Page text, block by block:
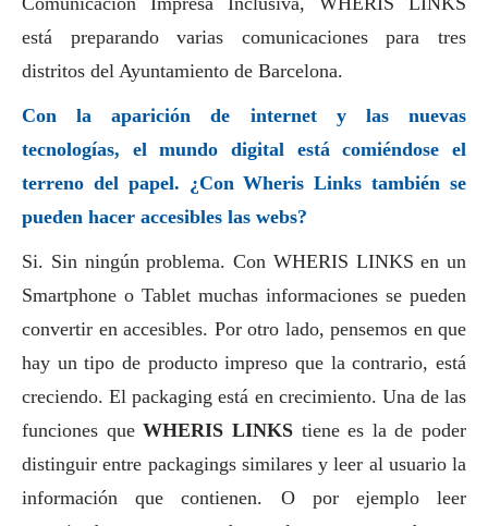
está preparando varias comunicaciones para tres
distritos del Ayuntamiento de Barcelona.
Con la aparición de internet y las nuevas
tecnologías, el mundo digital está comiéndose el
terreno del papel. ¿Con Wheris Links también se
pueden hacer accesibles las webs?
Si. Sin ningún problema. Con WHERIS LINKS en un
Smartphone o Tablet muchas informaciones se pueden
convertir en accesibles. Por otro lado, pensemos en que
hay un tipo de producto impreso que la contrario, está
creciendo. El packaging está en crecimiento. Una de las
funciones queWHERIS LINKS tiene es la de poder
distinguir entre packagings similares y leer al usuario la
información que contienen. O por ejemplo leer